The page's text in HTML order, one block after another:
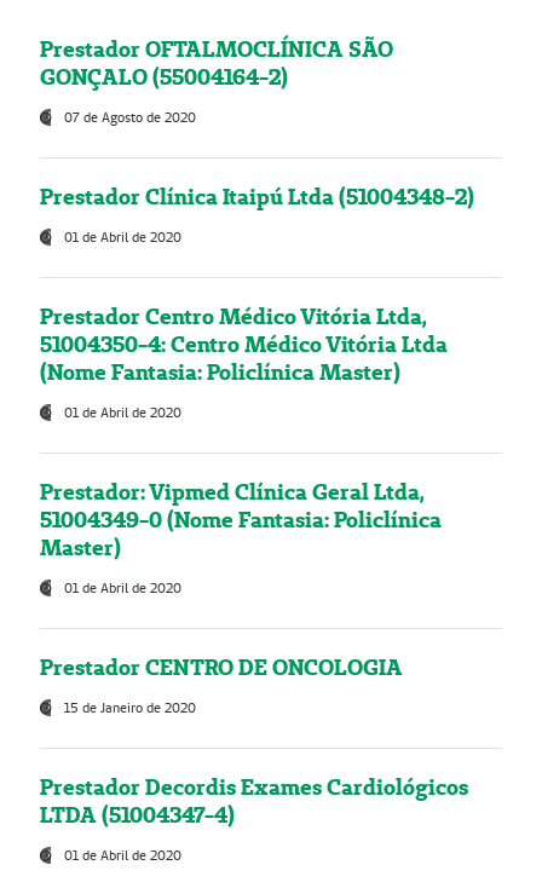
Prestador OFTALMOCLÍNICA SÃO
GONÇALO (55004164-2)
07 de Agosto de 2020
Prestador Clínica Itaipú Ltda (51004348-2)
01 de Abril de 2020
Prestador Centro Médico Vitória Ltda,
51004350-4: Centro Médico Vitória Ltda
(Nome Fantasia: Policlínica Master)
01 de Abril de 2020
Prestador: Vipmed Clínica Geral Ltda,
51004349-0 (Nome Fantasia: Policlínica
Master)
01 de Abril de 2020
Prestador CENTRO DE ONCOLOGIA
15 de Janeiro de 2020
Prestador Decordis Exames Cardiológicos
LTDA (51004347-4)
01 de Abril de 2020